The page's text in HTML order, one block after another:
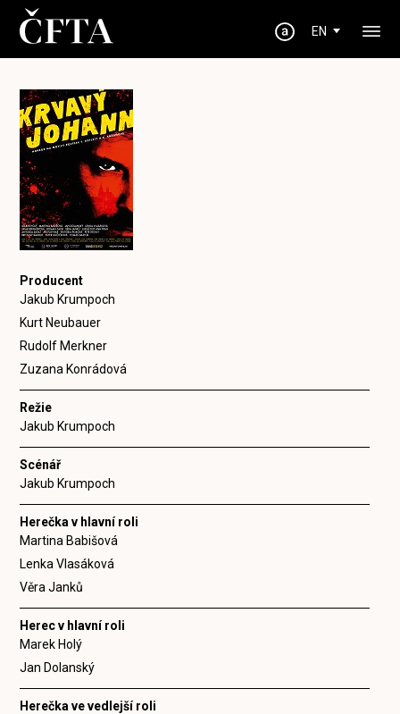
EN
Producent
Jakub Krumpoch
Kurt Neubauer
Rudolf Merkner
Zuzana Konrádová
Režie
Jakub Krumpoch
Scénář
Jakub Krumpoch
Herečka v hlavní roli
Martina Babišová
Lenka Vlasáková
Věra Janků
Herec v hlavní roli
Marek Holý
Jan Dolanský
Herečka ve vedlejší roli